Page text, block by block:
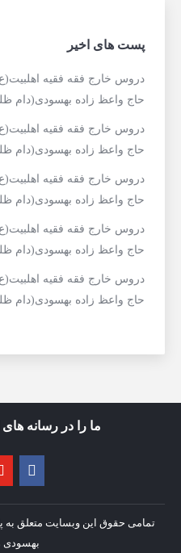
پست های اخیر
دروس خارج فقه فقیه
حاج واعظ زاده بهسودی(دام
دروس خارج فقه فقیه
حاج واعظ زاده بهسودی(دام
دروس خارج فقه فقیه
حاج واعظ زاده بهسودی(دام
دروس خارج فقه فقیه
حاج واعظ زاده بهسودی(دام
دروس خارج فقه فقیه
حاج واعظ زاده بهسودی(دام
ما را در رسانه های
تمامی حقوق این وبسایت متعلق به
بهسودی